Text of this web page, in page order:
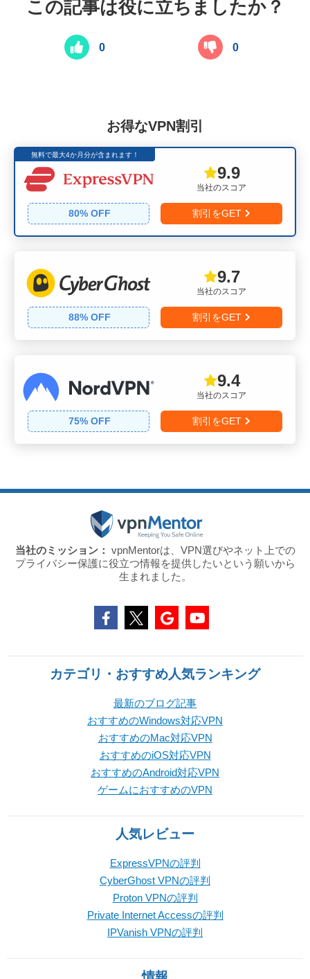
この記事は役に立ちましたか？
0 0
お得なVPN割引
無料で最大4か月分が含まれます！
当社のスコア
9.9
80% OFF 割引をGET
当社のスコア
9.7
88% OFF 割引をGET
当社のスコア
9.4
75% OFF 割引をGET
当社のミッション： vpnMentorは、VPN選びやネット上での
プライバシー保護に役立つ情報を提供したいという願いから
生まれました。
カテゴリ・おすすめ人気ランキング
最新のブログ記事
おすすめのWindows対応VPN
おすすめのMac対応VPN
おすすめのiOS対応VPN
おすすめのAndroid対応VPN
ゲームにおすすめのVPN
人気レビュー
ExpressVPNの評判
CyberGhost VPNの評判
Proton VPNの評判
Private Internet Accessの評判
IPVanish VPNの評判